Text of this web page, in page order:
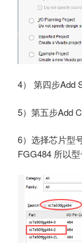
4） 第四步Add
5）第五步Add
6）选择芯片型
FGG484 所以